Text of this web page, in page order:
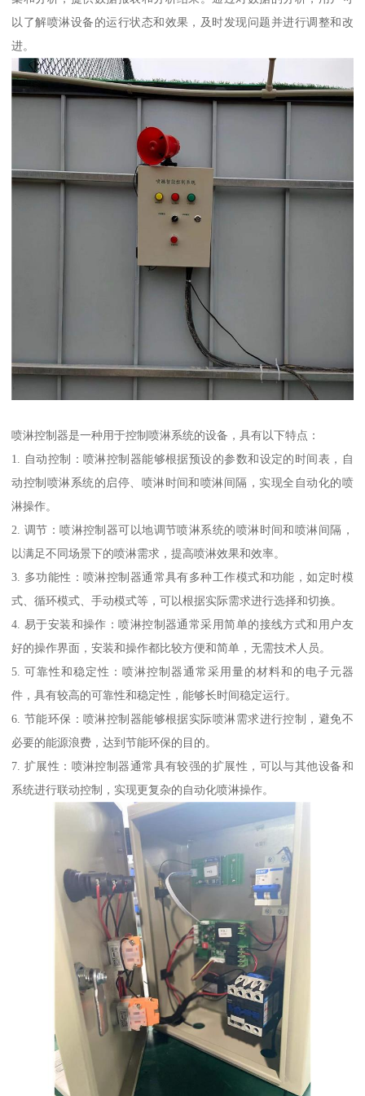
以了解喷淋设备的运行状态和效果，及时发现问题并进行调整和改
进。
喷淋控制器是一种用于控制喷淋系统的设备，具有以下特点：
1. 自动控制：喷淋控制器能够根据预设的参数和设定的时间表，自
动控制喷淋系统的启停、喷淋时间和喷淋间隔，实现全自动化的喷
淋操作。
2. 调节：喷淋控制器可以地调节喷淋系统的喷淋时间和喷淋间隔，
以满足不同场景下的喷淋需求，提高喷淋效果和效率。
3. 多功能性：喷淋控制器通常具有多种工作模式和功能，如定时模
式、循环模式、手动模式等，可以根据实际需求进行选择和切换。
4. 易于安装和操作：喷淋控制器通常采用简单的接线方式和用户友
好的操作界面，安装和操作都比较方便和简单，无需技术人员。
5. 可靠性和稳定性：喷淋控制器通常采用量的材料和的电子元器
件，具有较高的可靠性和稳定性，能够长时间稳定运行。
6. 节能环保：喷淋控制器能够根据实际喷淋需求进行控制，避免不
必要的能源浪费，达到节能环保的目的。
7. 扩展性：喷淋控制器通常具有较强的扩展性，可以与其他设备和
系统进行联动控制，实现更复杂的自动化喷淋操作。